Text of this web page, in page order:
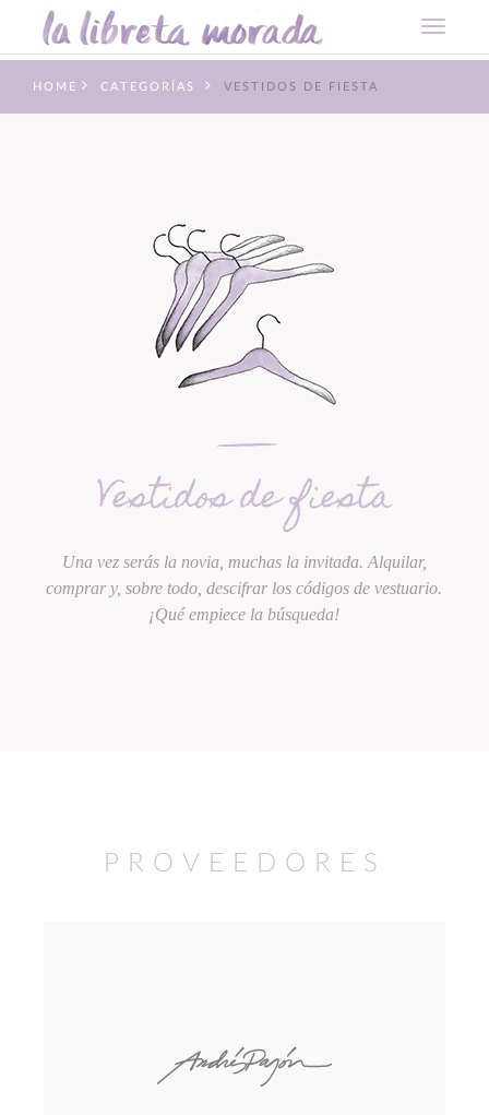
HOME CATEGORÍAS VESTIDOS DE FIESTA
Vestidos de fiesta
Una vez serás la novia, muchas la invitada. Alquilar,
comprar y, sobre todo, descifrar los códigos de vestuario.
¡Qué empiece la búsqueda!
PROVEEDORES